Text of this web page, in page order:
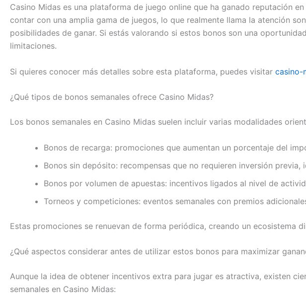
Casino Midas es una plataforma de juego online que ha ganado reputación
contar con una amplia gama de juegos, lo que realmente llama la atención
posibilidades de ganar. Si estás valorando si estos bonos son una
limitaciones.
Si quieres conocer más detalles sobre esta plataforma, puedes visitar casino-
¿Qué tipos de bonos semanales ofrece Casino Midas?
Los bonos semanales en Casino Midas suelen incluir varias modalidades
Bonos de recarga: promociones que aumentan un porcentaje del
Bonos sin depósito: recompensas que no requieren inversión previa,
Bonos por volumen de apuestas: incentivos ligados al nivel de
Torneos y competiciones: eventos semanales con premios
Estas promociones se renuevan de forma periódica, creando un ecosistema
¿Qué aspectos considerar antes de utilizar estos bonos para maximizar
Aunque la idea de obtener incentivos extra para jugar es atractiva, existen
semanales en Casino Midas: